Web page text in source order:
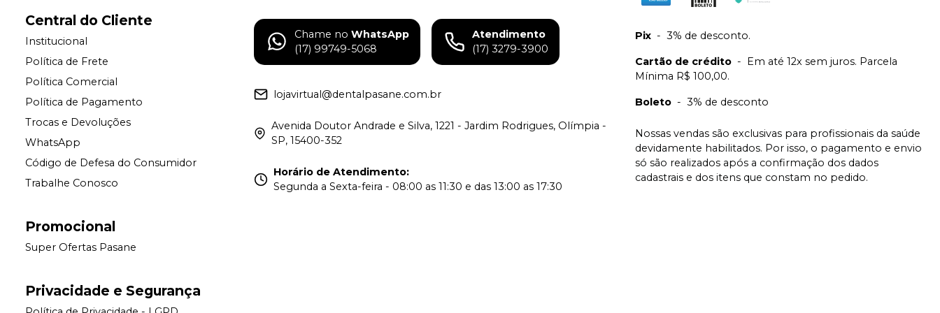
Central do Cliente
Institucional
Política de Frete
Política Comercial
Política de Pagamento
Trocas e Devoluções
WhatsApp
Código de Defesa do Consumidor
Trabalhe Conosco
Promocional
Super Ofertas Pasane
Privacidade e Segurança
Chame no WhatsApp
(17) 99749-5068
Atendimento
(17) 3279-3900
lojavirtual@dentalpasane.com.br
Avenida Doutor Andrade e Silva, 1221 - Jardim Rodrigues, Olímpia -
SP, 15400-352
Horário de Atendimento:
Segunda a Sexta-feira - 08:00 as 11:30 e das 13:00 as 17:30
Pix - 3% de desconto.
Cartão de crédito - Em até 12x sem juros. Parcela
Mínima R$ 100,00.
Boleto - 3% de desconto
Nossas vendas são exclusivas para profissionais da saúde
devidamente habilitados. Por isso, o pagamento e envio
só são realizados após a confirmação dos dados
cadastrais e dos itens que constam no pedido.